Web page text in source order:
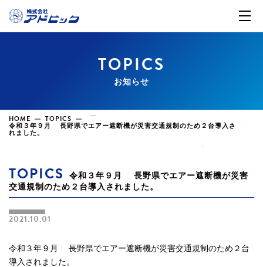
TOPICS
お知らせ
HOME TOPICS
令和３年９月 長野県でエアー遮断機が災害交通規制のため２台導入さ
れました。
TOPICS
令和３年９月 長野県でエアー遮断機が災害
交通規制のため２台導入されました。
2021.10.01
令和３年９月 長野県でエアー遮断機が災害交通規制のため２台
導入されました。